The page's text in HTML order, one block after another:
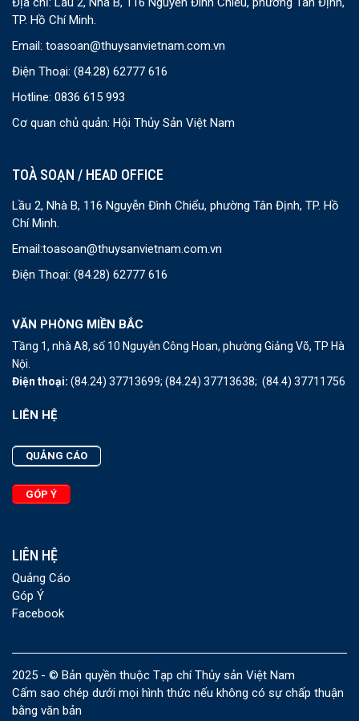
TP. Hồ Chí Minh.
Email: toasoan@thuysanvietnam.com.vn
Điện Thoại: (84.28) 62777 616
Hotline: 0836 615 993
Cơ quan chủ quản: Hội Thủy Sản Việt Nam
TOÀ SOẠN / HEAD OFFICE
Lầu 2, Nhà B, 116 Nguyễn Đình Chiểu, phường Tân Định, TP. Hồ
Chí Minh.
Email:toasoan@thuysanvietnam.com.vn
Điện Thoại: (84.28) 62777 616
VĂN PHÒNG MIỀN BẮC
Tầng 1, nhà A8, số 10 Nguyễn Công Hoan, phường Giảng Võ, TP Hà
Nội.
Điện thoại: (84.24) 37713699; (84.24) 37713638; (84.4) 37711756
LIÊN HỆ
QUẢNG CÁO
GÓP Ý
LIÊN HỆ
Quảng Cáo
Góp Ý
Facebook
2025 - © Bản quyền thuộc Tạp chí Thủy sản Việt Nam
Cấm sao chép dưới mọi hình thức nếu không có sự chấp thuận
bằng văn bản